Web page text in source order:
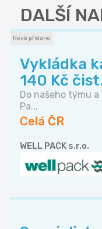
DALŠÍ
Nově přidáno
Vykládka
140 Kč
Do našeho týmu
Pa...
Celá ČR
WELL PACK s.r.o.